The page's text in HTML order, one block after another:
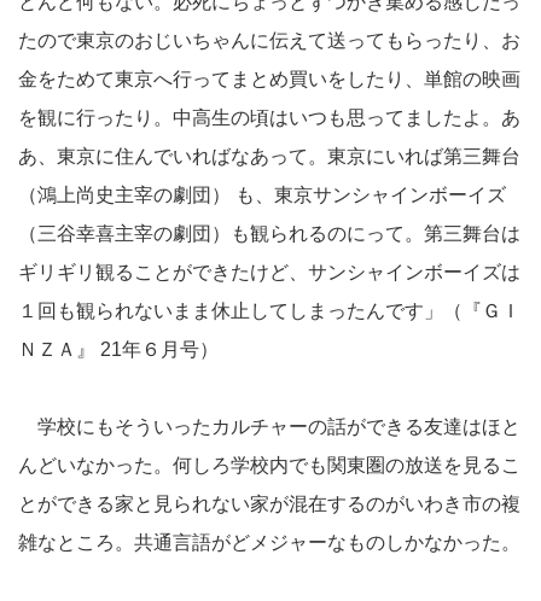
たので東京のおじいちゃんに伝えて送ってもらったり、お
金をためて東京へ行ってまとめ買いをしたり、単館の映画
を観に行ったり。中高生の頃はいつも思ってましたよ。あ
あ、東京に住んでいればなあって。東京にいれば第三舞台
（鴻上尚史主宰の劇団） も、東京サンシャインボーイズ
（三谷幸喜主宰の劇団）も観られるのにって。第三舞台は
ギリギリ観ることができたけど、サンシャインボーイズは
１回も観られないまま休止してしまったんです」（『ＧＩ
ＮＺＡ』 21年６月号）
学校にもそういったカルチャーの話ができる友達はほと
んどいなかった。何しろ学校内でも関東圏の放送を見るこ
とができる家と見られない家が混在するのがいわき市の複
雑なところ。共通言語がどメジャーなものしかなかった。